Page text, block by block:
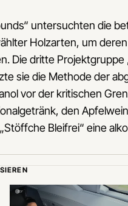
untersuchten die
Holzarten, um
Die dritte Projektgruppe
sie die Methode der
vor der kritischen
den
Bleifrei“ eine